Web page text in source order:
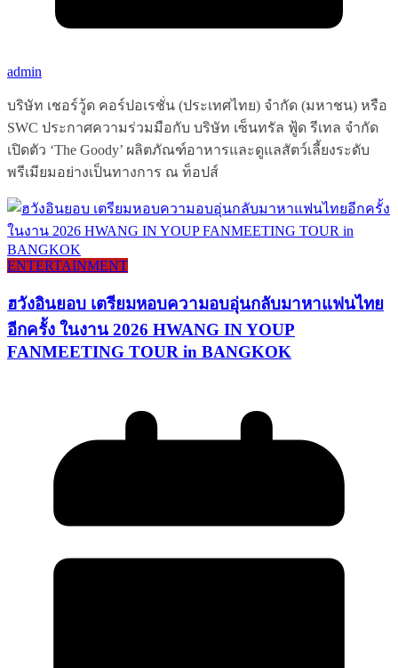
admin
บริษัท เชอร์วู้ด คอร์ปอเรชั่น (ประเทศไทย) จำกัด (มหาชน) หรือ
SWC ประกาศความร่วมมือกับ บริษัท เซ็นทรัล ฟู้ด รีเทล จำกัด
เปิดตัว ‘The Goody’ ผลิตภัณฑ์อาหารและดูแลสัตว์เลี้ยงระดับ
พรีเมียมอย่างเป็นทางการ ณ ท็อปส์
ENTERTAINMENT
ฮวังอินยอบ เตรียมหอบความอบอุ่นกลับมาหาแฟนไทย
อีกครั้ง ในงาน 2026 HWANG IN YOUP
FANMEETING TOUR in BANGKOK